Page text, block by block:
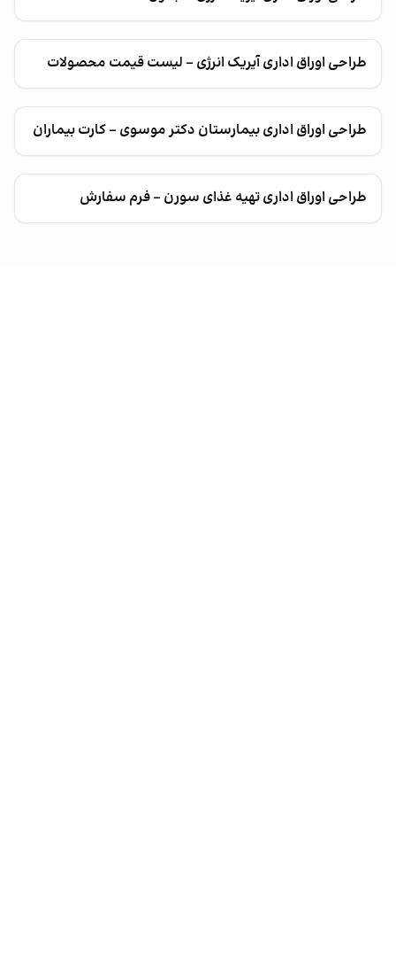
طراحی اوراق اداری آیریک انرژی - لیست قیمت محصولات
طراحی اوراق اداری بیمارستان دکتر موسوی - کارت بیماران
طراحی اوراق اداری تهیه غذای سورن - فرم سفارش